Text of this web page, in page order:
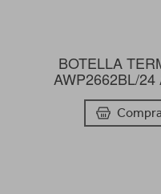
BOTELLA
AWP2662BL/